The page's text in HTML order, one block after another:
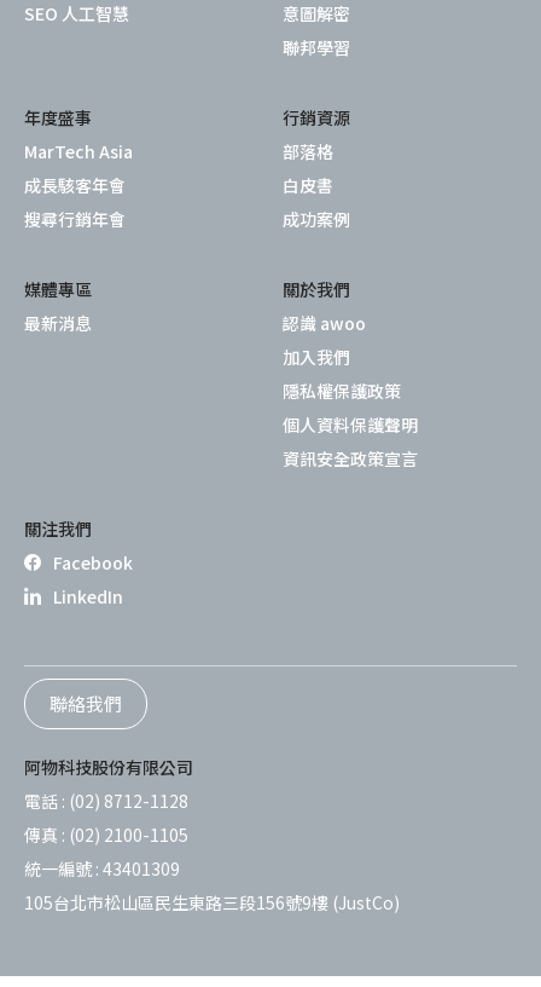
SEO 人工智慧
意圖解密
聯邦學習
年度盛事
MarTech Asia
成長駭客年會
搜尋行銷年會
行銷資源
部落格
白皮書
成功案例
媒體專區
最新消息
關於我們
認識 awoo
加入我們
隱私權保護政策
個人資料保護聲明
資訊安全政策宣言
關注我們
Facebook
LinkedIn
聯絡我們
阿物科技股份有限公司
電話 : (02) 8712-1128
傳真 : (02) 2100-1105
統一編號 : 43401309
105台北市松山區民生東路三段156號9樓 (JustCo)